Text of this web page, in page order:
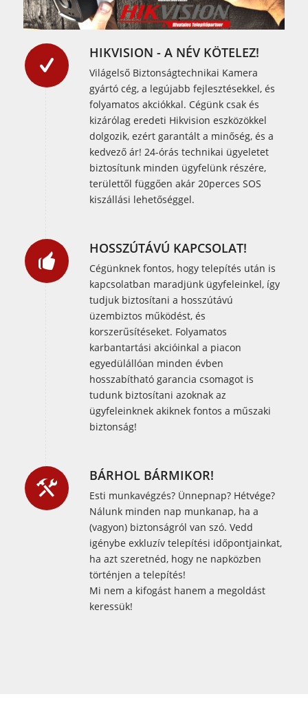
HIKVISION - A NÉV KÖTELEZ!
Világelső Biztonságtechnikai Kamera
gyártó cég, a legújabb fejlesztésekkel, és
folyamatos akciókkal. Cégünk csak és
kizárólag eredeti Hikvision eszközökkel
dolgozik, ezért garantált a minőség, és a
kedvező ár! 24-órás technikai ügyeletet
biztosítunk minden ügyfelünk részére,
területtől függően akár 20perces SOS
kiszállási lehetőséggel.
HOSSZÚTÁVÚ KAPCSOLAT!
Cégünknek fontos, hogy telepítés után is
kapcsolatban maradjünk ügyfeleinkel, így
tudjuk biztosítani a hosszútávú
üzembiztos működést, és
korszerűsítéseket. Folyamatos
karbantartási akcióinkal a piacon
egyedülállóan minden évben
hosszabítható garancia csomagot is
tudunk biztosítani azoknak az
ügyfeleinknek akiknek fontos a műszaki
biztonság!
BÁRHOL BÁRMIKOR!
Esti munkavégzés? Ünnepnap? Hétvége?
Nálunk minden nap munkanap, ha a
(vagyon) biztonságról van szó. Vedd
igénybe exkluzív telepítési időpontjainkat,
ha azt szeretnéd, hogy ne napközben
történjen a telepítés!
Mi nem a kifogást hanem a megoldást
keressük!